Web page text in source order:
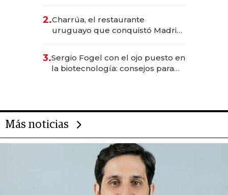
millones
2.Charrúa, el restaurante
uruguayo que conquistó Madrid:
anticipación y prepara apertura
3.Sergio Fogel con el ojo puesto en
la biotecnología: consejos para
Más noticias